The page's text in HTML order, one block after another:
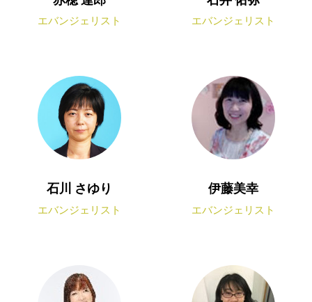
エバンジェリスト エバンジェリスト
石川 さゆり
エバンジェリスト
伊藤美幸
エバンジェリスト